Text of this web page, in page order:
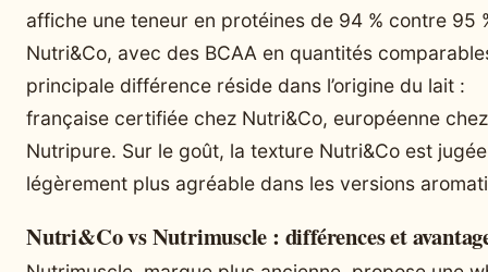
affiche une teneur en protéines de 94 % contre 95
Nutri&Co, avec des BCAA en quantités
principale différence réside dans l’origine du lait :
française certifiée chez Nutri&Co, européenne chez
Nutripure. Sur le goût, la texture Nutri&Co est jugée
légèrement plus agréable dans les versions
Nutri&Co vs Nutrimuscle : différences et